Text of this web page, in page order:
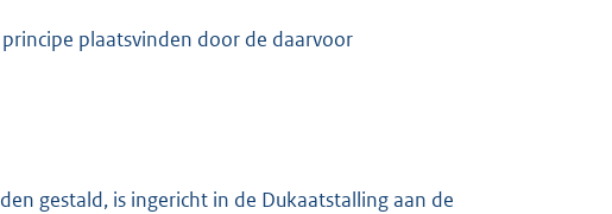
plaatsvinden door de daarvoor
gestald, is ingericht in de Dukaatstalling aan de